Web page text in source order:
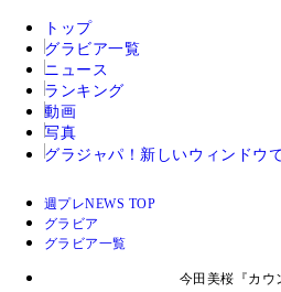
トップ
グラビア一覧
ニュース
ランキング
動画
写真
グラジャパ！ 新しいウィンドウ
週プレNEWS TOP
グラビア
グラビア一覧
今田美桜『カウ